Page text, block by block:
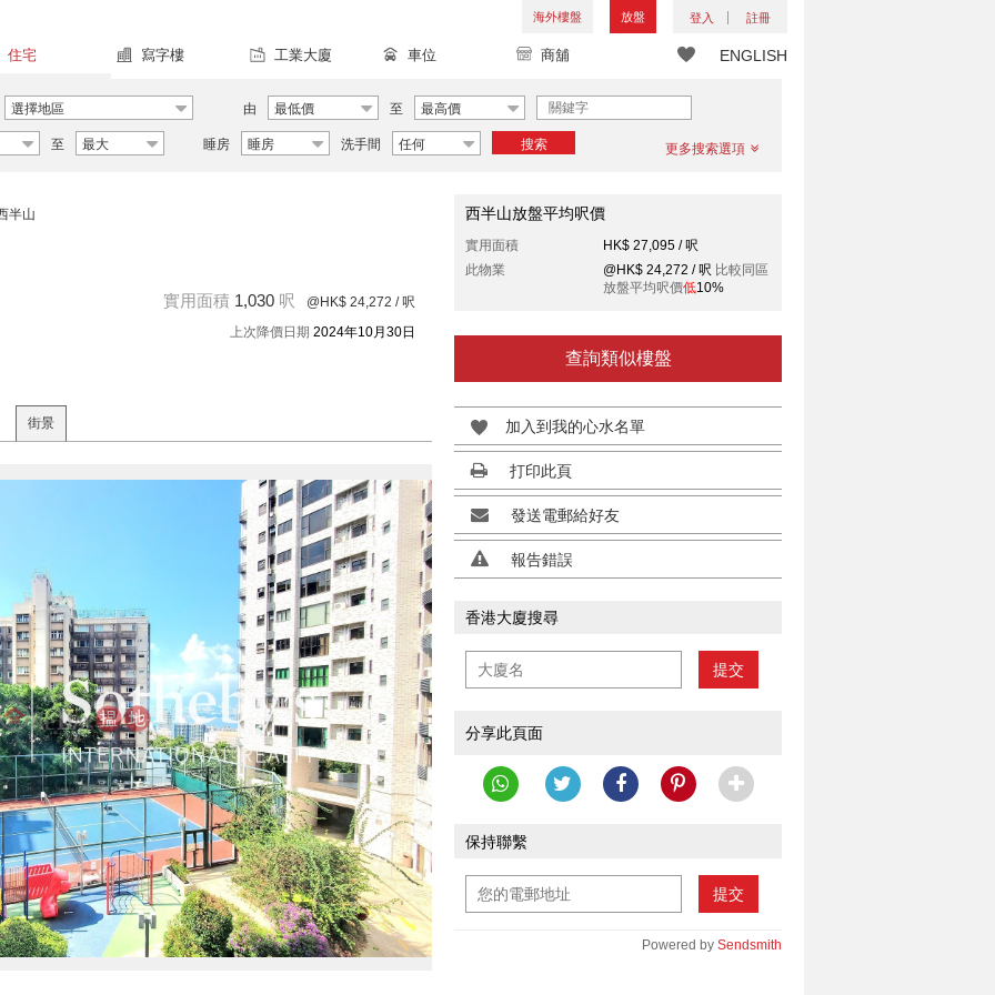
海外樓盤 放盤 登入 註冊
ENGLISH
住宅 寫字樓 工業大廈 車位 商舖
選擇地區 由 最低價 至 最高價
至 最大 睡房 睡房 洗手間 任何 搜索 更多搜索選項
半山
實用面積 1,030 呎 @HK$ 24,272 / 呎
上次降價日期 2024年10月30日
街景
>
西半山放盤平均呎價
實用面積
HK$ 27,095 / 呎
此物業
@HK$ 24,272 / 呎 比較同區
放盤平均呎價低10%
查詢類似樓盤
加入到我的心水名單
打印此頁
發送電郵給好友
報告錯誤
香港大廈搜尋
提交
分享此頁面
保持聯繫
提交
Powered by Sendsmith